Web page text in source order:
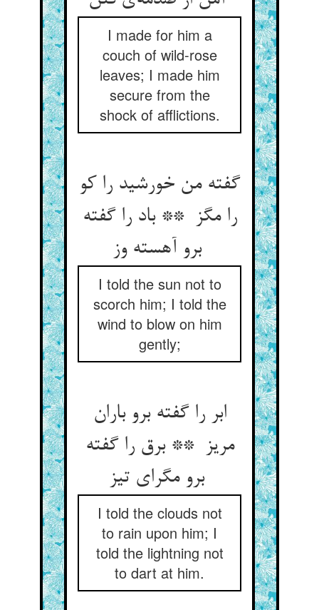
I made for him a
couch of wild-rose
leaves; I made him
secure from the
shock of afflictions.
گفته من خورشید را کو
را مگز ** باد را گفته
برو آهسته وز
I told the sun not to
scorch him; I told the
wind to blow on him
gently;
ابر را گفته برو باران
مریز ** برق را گفته
برو مگرای تیز
I told the clouds not
to rain upon him; I
told the lightning not
to dart at him.